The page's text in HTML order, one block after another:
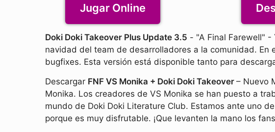
Jugar Online
Doki Doki Takeover Plus Update 3.5 - "A Final Farewell" -
navidad del team de desarrolladores a la comunidad.
bugfixes. Esta versión está disponible tanto para
Descargar FNF VS Monika + Doki Doki Takeover – Nuevo
Monika. Los creadores de VS Monika se han puesto a
mundo de Doki Doki Literature Club. Estamos ante uno
porque es muy disfrutable. ¡Que levanten la mano los